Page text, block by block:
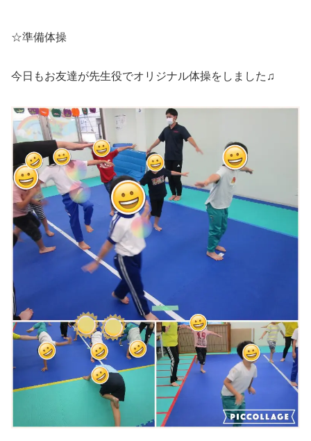
☆準備体操
今日もお友達が先生役でオリジナル体操をしました♫